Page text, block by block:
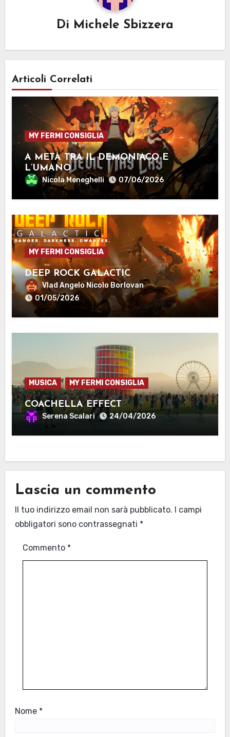
Di Michele Sbizzera
Articoli Correlati
MY FERMI CONSIGLIA
A METÀ TRA IL DEMONIACO E
L’UMANO
Nicola Meneghelli 07/06/2026
MY FERMI CONSIGLIA
DEEP ROCK GALACTIC
Vlad Angelo Nicolo Borlovan
01/05/2026
MUSICA MY FERMI CONSIGLIA
COACHELLA EFFECT
Serena Scalari 24/04/2026
Lascia un commento
Il tuo indirizzo email non sarà pubblicato.
I campi
obbligatori sono contrassegnati *
Commento *
Nome *